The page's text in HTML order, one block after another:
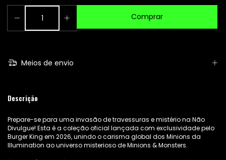
Meios de envio
Descrição
Prepare-se para uma invasão de travessuras e mistério na Não
Divulgue! Esta é a coleção oficial lançada com exclusividade pelo
Burger King em 2026, unindo o carisma global dos Minions da
Illumination ao universo misterioso de Minions & Monsters.